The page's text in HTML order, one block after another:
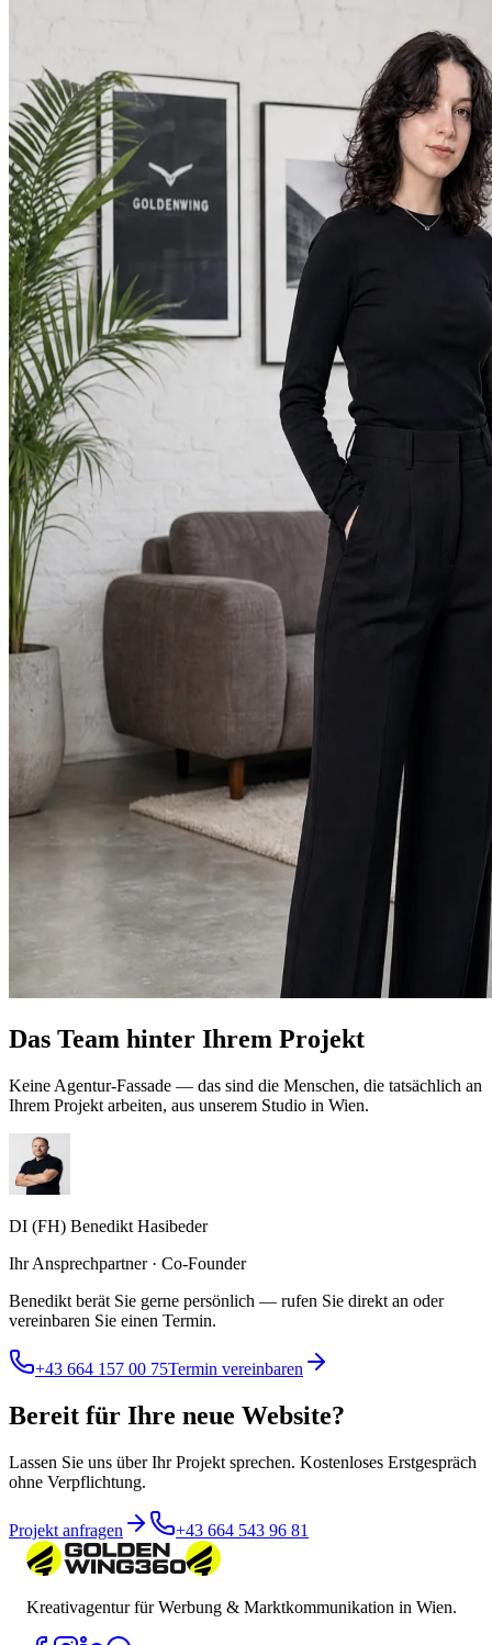
Das Team hinter Ihrem Projekt
Keine Agentur-Fassade — das sind die Menschen, die tatsächlich an
Ihrem Projekt arbeiten, aus unserem Studio in Wien.
DI (FH) Benedikt Hasibeder
Ihr Ansprechpartner · Co-Founder
Benedikt berät Sie gerne persönlich — rufen Sie direkt an oder
vereinbaren Sie einen Termin.
+43 664 157 00 75Termin vereinbaren
Bereit für Ihre neue Website?
Lassen Sie uns über Ihr Projekt sprechen. Kostenloses Erstgespräch
ohne Verpflichtung.
Projekt anfragen +43 664 543 96 81
Kreativagentur für Werbung & Marktkommunikation in Wien.